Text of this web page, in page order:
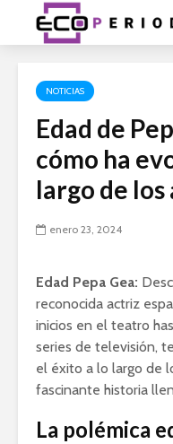
NOTICIAS
Edad de
cómo ha
largo de los
enero 23, 2024
Edad Pepa Gea:
reconocida actriz
inicios en el teatro
series de televisión,
el éxito a lo largo de
fascinante historia
La polémica